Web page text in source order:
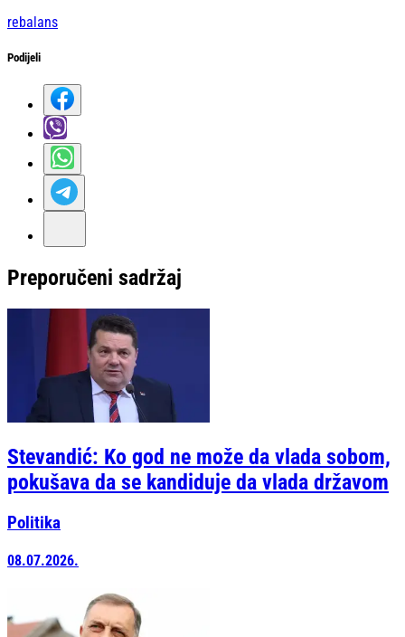
rebalans
Podijeli
Preporučeni sadržaj
Stevandić: Ko god ne može da vlada sobom,
pokušava da se kandiduje da vlada državom
Politika
08.07.2026.